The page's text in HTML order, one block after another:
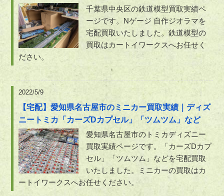
千葉県中央区の鉄道模型買取実績ペ
ージです。Nゲージ 自作ジオラマを
宅配買取いたしました。鉄道模型の
買取はカートイワークスへお任せく
ださい。
2022/5/9
【宅配】愛知県名古屋市のミニカー買取実績｜ディズ
ニートミカ「カーズDカプセル」「ツムツム」など
愛知県名古屋市のトミカディズニー
買取実績ページです。「カーズDカプ
セル」「ツムツム」などを宅配買取
いたしました。ミニカーの買取はカ
ートイワークスへお任せください。